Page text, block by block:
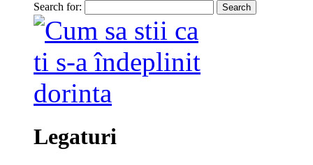
Search for:
Legaturi